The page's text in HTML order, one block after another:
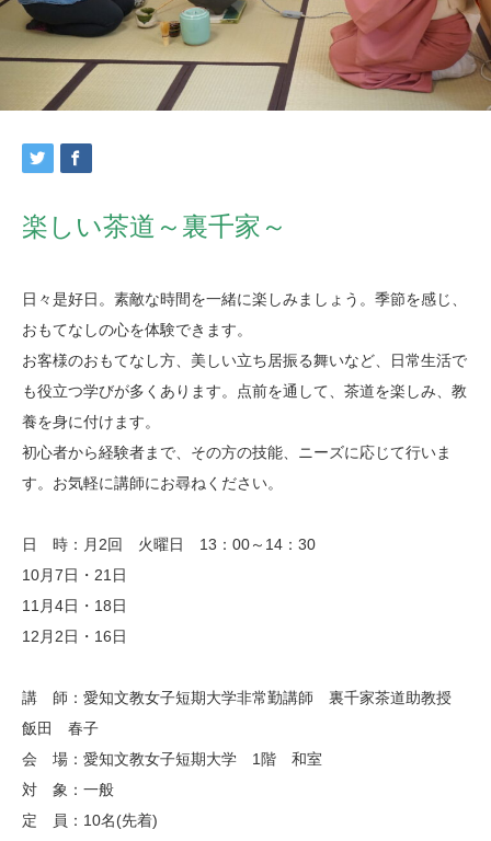
楽しい茶道～裏千家～
日々是好日。素敵な時間を一緒に楽しみましょう。季節を感じ、
おもてなしの心を体験できます。
お客様のおもてなし方、美しい立ち居振る舞いなど、日常生活で
も役立つ学びが多くあります。点前を通して、茶道を楽しみ、教
養を身に付けます。
初心者から経験者まで、その方の技能、ニーズに応じて行いま
す。お気軽に講師にお尋ねください。
日 時：月2回 火曜日 13：00～14：30
10月7日・21日
11月4日・18日
12月2日・16日
講 師：愛知文教女子短期大学非常勤講師 裏千家茶道助教授
飯田 春子
会 場：愛知文教女子短期大学 1階 和室
対 象：一般
定 員：10名(先着)